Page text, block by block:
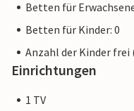
Betten für
Betten für Kinder: 0
Anzahl der Kinder frei
Einrichtungen
1 TV